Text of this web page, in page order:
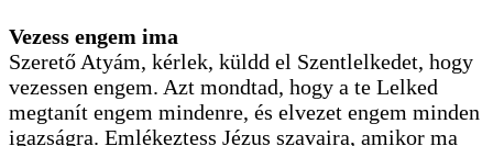
Vezess engem ima
Szerető Atyám, kérlek, küldd el Szentlelkedet, hogy
vezessen engem. Azt mondtad, hogy a te Lelked
megtanít engem mindenre, és elvezet engem minden
igazságra. Emlékeztess Jézus szavaira, amikor ma